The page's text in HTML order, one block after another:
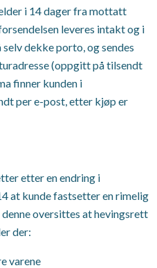
i 14 dager fra mottatt
leveres intakt og i
dekke porto, og sendes
(oppgitt på tilsendt
finner kunden i
per e-post, etter kjøp er
etter en endring i
at kunde fastsetter en rimelig
oversittes at hevingsrett
der:
varene